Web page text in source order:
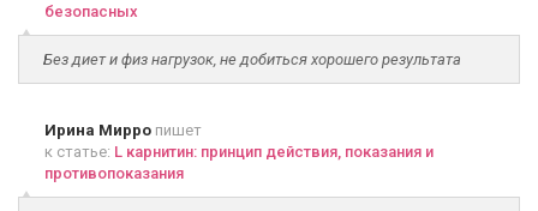
безопасных
Без диет и физ нагрузок, не добиться хорошего результата
Ирина Мирро пишет
к статье: L карнитин: принцип действия, показания и
противопоказания